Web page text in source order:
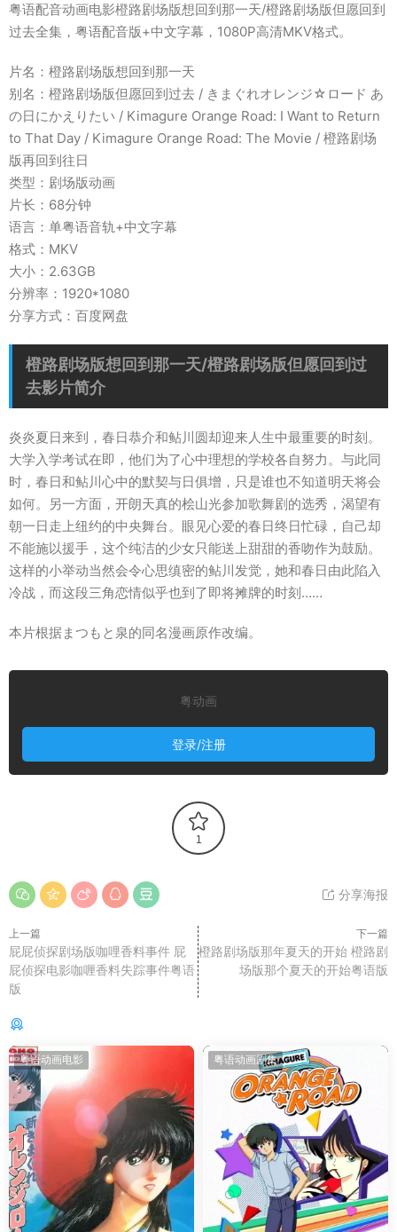
粤语配音动画电影橙路剧场版想回到那一天/橙路剧场版但愿回到
过去全集，粤语配音版+中文字幕，1080P高清MKV格式。
片名：橙路剧场版想回到那一天
别名：橙路剧场版但愿回到过去 / きまぐれオレンジ☆ロード あ
の日にかえりたい / Kimagure Orange Road: I Want to Return
to That Day / Kimagure Orange Road: The Movie / 橙路剧场
版再回到往日
类型：剧场版动画
片长：68分钟
语言：单粤语音轨+中文字幕
格式：MKV
大小：2.63GB
分辨率：1920*1080
分享方式：百度网盘
橙路剧场版想回到那一天/橙路剧场版但愿回到过
去影片简介
炎炎夏日来到，春日恭介和鲇川圆却迎来人生中最重要的时刻。
大学入学考试在即，他们为了心中理想的学校各自努力。与此同
时，春日和鲇川心中的默契与日俱增，只是谁也不知道明天将会
如何。另一方面，开朗天真的桧山光参加歌舞剧的选秀，渴望有
朝一日走上纽约的中央舞台。眼见心爱的春日终日忙碌，自己却
不能施以援手，这个纯洁的少女只能送上甜甜的香吻作为鼓励。
这样的小举动当然会令心思缜密的鲇川发觉，她和春日由此陷入
冷战，而这段三角恋情似乎也到了即将摊牌的时刻……
本片根据まつもと泉的同名漫画原作改编。
粤动画
登录/注册
1
分享海报
上一篇
屁屁侦探剧场版咖哩香料事件 屁
屁侦探电影咖喱香料失踪事件粤语
版
下一篇
橙路剧场版那年夏天的开始 橙路剧
场版那个夏天的开始粤语版
粤语动画电影 粤语动画剧集